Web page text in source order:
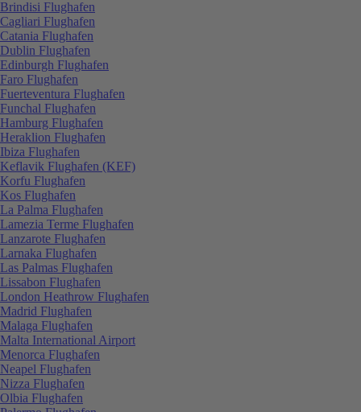
Brindisi Flughafen
Cagliari Flughafen
Catania Flughafen
Dublin Flughafen
Edinburgh Flughafen
Faro Flughafen
Fuerteventura Flughafen
Funchal Flughafen
Hamburg Flughafen
Heraklion Flughafen
Ibiza Flughafen
Keflavik Flughafen (KEF)
Korfu Flughafen
Kos Flughafen
La Palma Flughafen
Lamezia Terme Flughafen
Lanzarote Flughafen
Larnaka Flughafen
Las Palmas Flughafen
Lissabon Flughafen
London Heathrow Flughafen
Madrid Flughafen
Malaga Flughafen
Malta International Airport
Menorca Flughafen
Neapel Flughafen
Nizza Flughafen
Olbia Flughafen